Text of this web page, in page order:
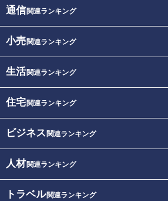
通信関連ランキング
小売関連ランキング
生活関連ランキング
住宅関連ランキング
ビジネス 関連ランキング
人材関連ランキング
トラベル関連ランキング